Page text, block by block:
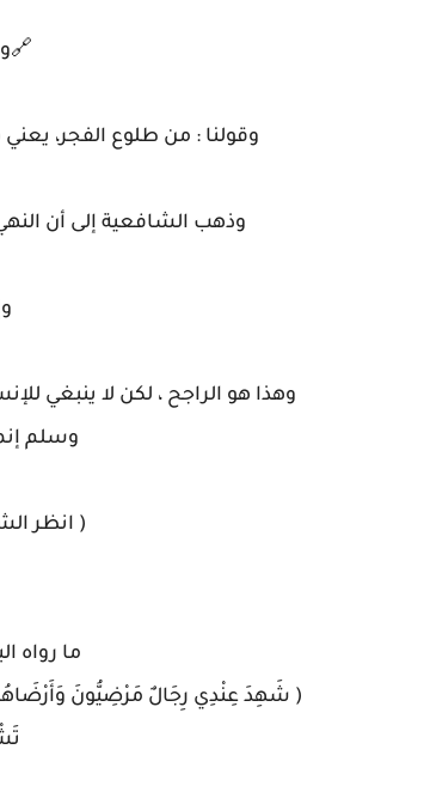
وقولنا : من طلوع الفجر، يعني
وذهب الشافعية إلى أن
وهذا هو الراجح ، لكن لا ينبغي
وسلم
( انظر
ما رواه البخاري (547)
( شَهِدَ عِنْدِي رِجَالٌ مَرْضِيُّونَ